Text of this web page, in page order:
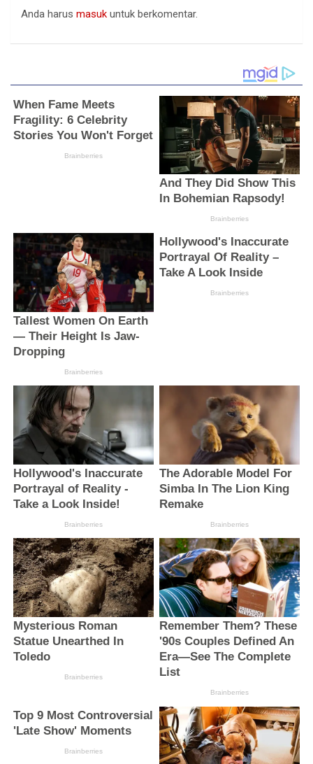
Anda harus masuk untuk berkomentar.